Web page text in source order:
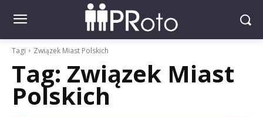
Tagi Związek Miast Polskich
Tag: Związek Miast
Polskich